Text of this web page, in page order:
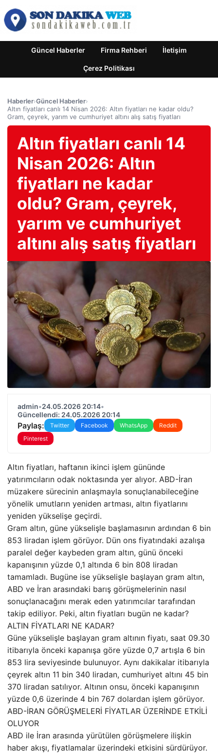
Güncel Haberler Firma Rehberi İletişim
Çerez Politikası
Haberler›Güncel Haberler›
Altın fiyatları canlı 14 Nisan 2026: Altın fiyatları ne kadar oldu?
Gram, çeyrek, yarım ve cumhuriyet altını alış satış fiyatları
Altın fiyatları canlı 14
Nisan 2026: Altın
fiyatları ne kadar
oldu? Gram, çeyrek,
yarım ve cumhuriyet
altını alış satış fiyatları
admin•24.05.2026 20:14•
Güncellendi: 24.05.2026 20:14
Paylaş: Twitter Facebook WhatsApp
Reddit
Pinterest
Altın fiyatları, haftanın ikinci işlem gününde
yatırımcıların odak noktasında yer alıyor. ABD-İran
müzakere sürecinin anlaşmayla sonuçlanabileceğine
yönelik umutların yeniden artması, altın fiyatlarını
yeniden yükselişe geçirdi.
Gram altın, güne yükselişle başlamasının ardından 6 bin
853 liradan işlem görüyor. Dün ons fiyatındaki azalışa
paralel değer kaybeden gram altın, günü önceki
kapanışının yüzde 0,1 altında 6 bin 808 liradan
tamamladı. Bugüne ise yükselişle başlayan gram altın,
ABD ve İran arasındaki barış görüşmelerinin nasıl
sonuçlanacağını merak eden yatırımcılar tarafından
takip ediliyor. Peki, altın fiyatları bugün ne kadar?
ALTIN FİYATLARI NE KADAR?
Güne yükselişle başlayan gram altının fiyatı, saat 09.30
itibarıyla önceki kapanışa göre yüzde 0,7 artışla 6 bin
853 lira seviyesinde bulunuyor. Aynı dakikalar itibarıyla
çeyrek altın 11 bin 340 liradan, cumhuriyet altını 45 bin
370 liradan satılıyor. Altının onsu, önceki kapanışının
yüzde 0,6 üzerinde 4 bin 767 dolardan işlem görüyor.
ABD-İRAN GÖRÜŞMELERİ FİYATLAR ÜZERİNDE ETKİLİ
OLUYOR
ABD ile İran arasında yürütülen görüşmelere ilişkin
haber akışı, fiyatlamalar üzerindeki etkisini sürdürüyor.